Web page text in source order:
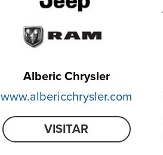
Alberic Chrysler
www.albericchrysler.com
VISITAR